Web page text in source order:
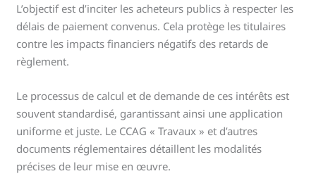
L’objectif est d’inciter les acheteurs publics à respecter les
délais de paiement convenus. Cela protège les titulaires
contre les impacts financiers négatifs des retards de
règlement.
Le processus de calcul et de demande de ces intérêts est
souvent standardisé, garantissant ainsi une application
uniforme et juste. Le CCAG « Travaux » et d’autres
documents réglementaires détaillent les modalités
précises de leur mise en œuvre.